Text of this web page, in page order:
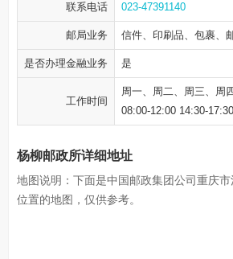
联系电话 023-47391140
邮局业务 信件、印刷品、包裹、
是否办理金融业务 是
工作时间
周一、周二、周三、周
08:00-12:00 14:30-17:30
杨柳邮政所详细地址
地图说明：下面是中国邮政集团公司重庆
位置的地图，仅供参考。